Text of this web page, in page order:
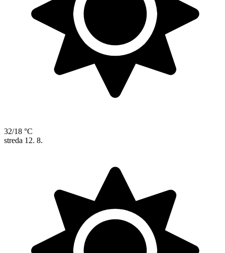
32/18 °C
streda 12. 8.